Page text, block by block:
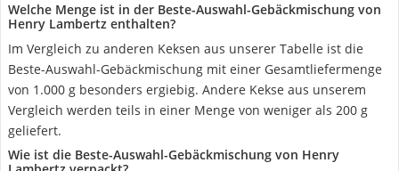
Welche Menge ist in der Beste-Auswahl-Gebäckmischung von
Henry Lambertz enthalten?
Im Vergleich zu anderen Keksen aus unserer Tabelle ist die
Beste-Auswahl-Gebäckmischung mit einer Gesamtliefermenge
von 1.000 g besonders ergiebig. Andere Kekse aus unserem
Vergleich werden teils in einer Menge von weniger als 200 g
geliefert.
Wie ist die Beste-Auswahl-Gebäckmischung von Henry